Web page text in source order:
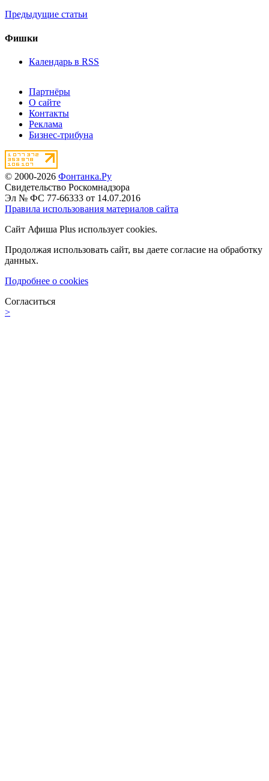
Предыдущие статьи
Фишки
Календарь в RSS
Партнёры
О сайте
Контакты
Реклама
Бизнес-трибуна
© 2000-2026 Фонтанка.Ру
Свидетельство Роскомнадзора
Эл № ФС 77-66333 от 14.07.2016
Правила использования материалов сайта
Сайт Афиша Plus использует cookies.
Продолжая использовать сайт, вы даете согласие на обработку
данных.
Подробнее о cookies
Согласиться
>